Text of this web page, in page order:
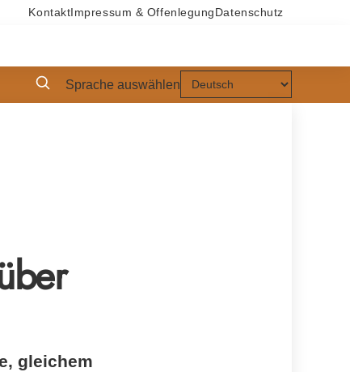
Kontakt Impressum & Offenlegung Datenschutz
Sprache auswählen
gleichem